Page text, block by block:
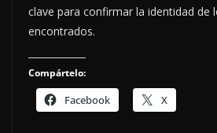
clave para confirmar la identidad de
encontrados.
Compártelo:
Facebook X